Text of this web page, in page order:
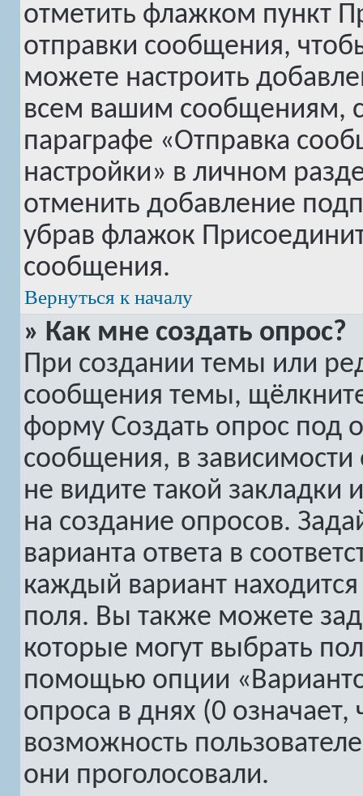
отметить флажком пункт
отправки сообщения,
можете настроить
всем вашим сообщениям,
параграфе «Отправка
настройки» в личном
отменить добавление
убрав флажок
сообщения.
Вернуться к началу
» Как мне создать опрос?
При создании темы или
сообщения темы,
форму Создать опрос под
сообщения, в зависимости
не видите такой
на создание опросов.
варианта ответа в
каждый вариант находится
поля. Вы также можете
которые могут выбрать
помощью опции
опроса в днях (0
возможность
они проголосовали.